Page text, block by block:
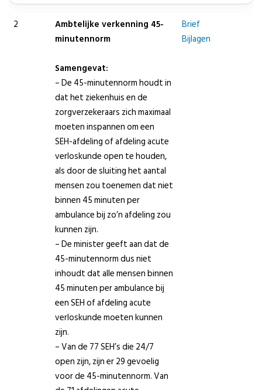
2
Ambtelijke verkenning 45-
minutennorm
Samengevat:
– De 45-minutennorm houdt in
dat het ziekenhuis en de
zorgverzekeraars zich maximaal
moeten inspannen om een
SEH-afdeling of afdeling acute
verloskunde open te houden,
als door de sluiting het aantal
mensen zou toenemen dat niet
binnen 45 minuten per
ambulance bij zo’n afdeling zou
kunnen zijn.
– De minister geeft aan dat de
45-minutennorm dus niet
inhoudt dat alle mensen binnen
45 minuten per ambulance bij
een SEH of afdeling acute
verloskunde moeten kunnen
zijn.
– Van de 77 SEH’s die 24/7
open zijn, zijn er 29 gevoelig
voor de 45-minutennorm. Van
Brief
Bijlagen